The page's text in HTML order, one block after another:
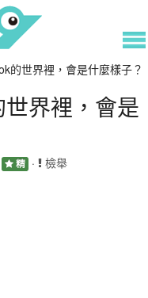
的世界裡，會是什麼樣子？
界裡，會是
精 · 檢舉